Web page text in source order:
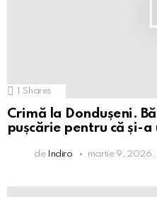
Shares
Crimă la Dondușeni.
pușcărie pentru că și-
de Indiro martie 9, 2026,